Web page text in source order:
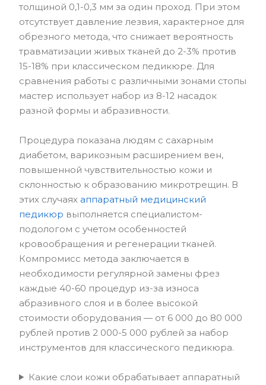
толщиной 0,1-0,3 мм за один проход. При этом
отсутствует давление лезвия, характерное для
обрезного метода, что снижает вероятность
травматизации живых тканей до 2-3% против
15-18% при классическом педикюре. Для
сравнения работы с различными зонами стопы
мастер использует набор из 8-12 насадок
разной формы и абразивности.
Процедура показана людям с сахарным
диабетом, варикозным расширением вен,
повышенной чувствительностью кожи и
склонностью к образованию микротрещин. В
этих случаях аппаратный медицинский
педикюр выполняется специалистом-
подологом с учетом особенностей
кровообращения и регенерации тканей.
Компромисс метода заключается в
необходимости регулярной замены фрез
каждые 40-60 процедур из-за износа
абразивного слоя и в более высокой
стоимости оборудования — от 6 000 до 80 000
рублей против 2 000-5 000 рублей за набор
инструментов для классического педикюра.
Какие слои кожи обрабатывает аппаратный